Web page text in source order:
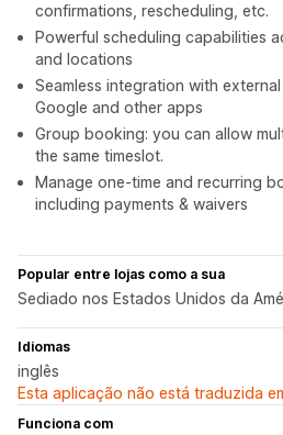
confirmations, rescheduling, etc.
Powerful scheduling capabilities
and locations
Seamless integration with
Google and other apps
Group booking: you can allow
the same timeslot.
Manage one-time and recurring
including payments & waivers
Popular entre lojas como a sua
Sediado nos Estados Unidos da
Idiomas
inglês
Esta aplicação não está traduzida
Funciona com